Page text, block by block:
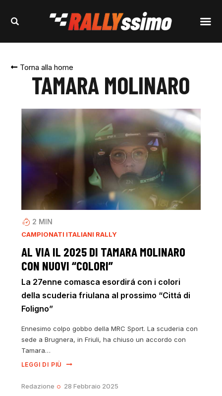
Torna alla home
TAMARA MOLINARO
2 MIN
CAMPIONATI ITALIANI RALLY
AL VIA IL 2025 DI TAMARA MOLINARO
CON NUOVI “COLORI”
La 27enne comasca esordirá con i colori
della scuderia friulana al prossimo “Cittá di
Foligno”
Ennesimo colpo gobbo della MRC Sport. La scuderia con
sede a Brugnera, in Friuli, ha chiuso un accordo con
Tamara…
LEGGI DI PIÙ
Redazione 28 Febbraio 2025